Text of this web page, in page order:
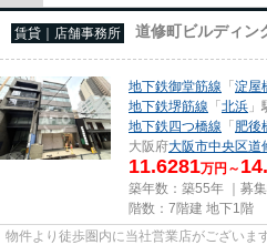
賃貸｜店舗事務所 道修町ビルディン
地下鉄御堂筋線 「淀屋
地下鉄堺筋線 「北浜
地下鉄四つ橋線 「肥後
大阪府大阪市中央区道
11.6281万円～
築年数：築55年 ｜募集
階数：7階建 地下1階
物件より徒歩圏内に当社営業店がございま